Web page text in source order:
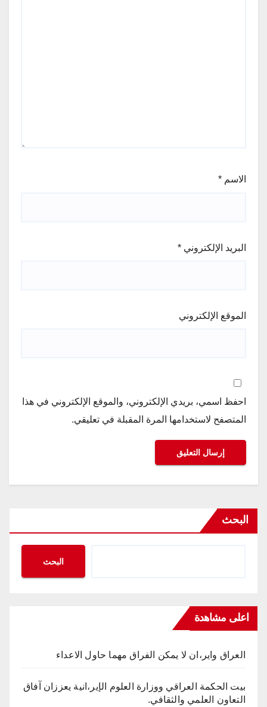
الاسم *
البريد الإلكتروني *
الموقع الإلكتروني
احفظ اسمي، بريدي الإلكتروني، والموقع الإلكتروني في هذا
المتصفح لاستخدامها المرة المقبلة في تعليقي.
البحث
البحث
اعلى مشاهدة
العراق واير،ان لا يمكن الفراق مهما حاول الاعداء
بيت الحكمة العراقي ووزارة العلوم الإير،انية يعززان آفاق
التعاون العلمي والثقافي.